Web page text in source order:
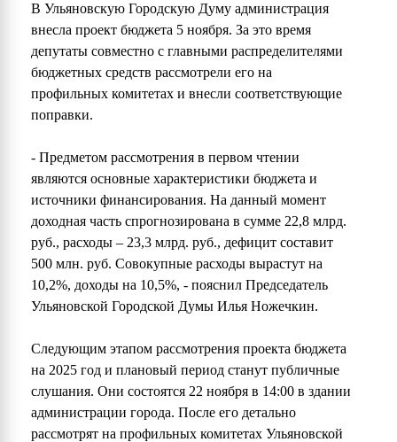
В Ульяновскую Городскую Думу администрация
внесла проект бюджета 5 ноября. За это время
депутаты совместно с главными распределителями
бюджетных средств рассмотрели его на
профильных комитетах и внесли соответствующие
поправки.
- Предметом рассмотрения в первом чтении
являются основные характеристики бюджета и
источники финансирования. На данный момент
доходная часть спрогнозирована в сумме 22,8 млрд.
руб., расходы – 23,3 млрд. руб., дефицит составит
500 млн. руб. Совокупные расходы вырастут на
10,2%, доходы на 10,5%, - пояснил Председатель
Ульяновской Городской Думы Илья Ножечкин.
Следующим этапом рассмотрения проекта бюджета
на 2025 год и плановый период станут публичные
слушания. Они состоятся 22 ноября в 14:00 в здании
администрации города. После его детально
рассмотрят на профильных комитетах Ульяновской